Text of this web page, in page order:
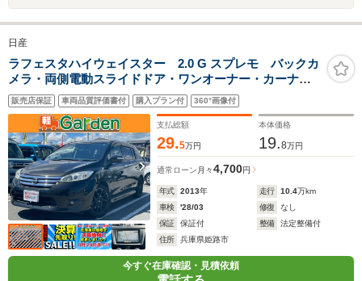
日産
ラフェスタハイウェイスター 2.0 G スプレモ バックカ
メラ・両側電動スライドドア・ワンオーナー・カーナ
ビ・Bluetooth・フルセグTV・CD/DVD再生・下取直売・
アイドリングストップ・3列シート・ベンチシート・ルー
ムクリーニング!
販売店保証 車両品質評価書付 購入プラン付 360°画像付
支払総額
29.5万円
本体価格
19.8万円
通常ローン 月々4,700円
年式 2013年 走行 10.4万km
車検
'28/03 修復
なし
保証
保証付 整備
法定整備付
住所
兵庫県姫路市
今すぐ在庫確認・見積依頼